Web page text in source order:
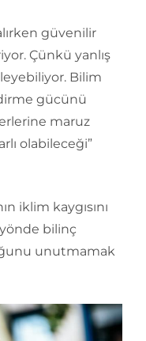
güvenilir
Çünkü yanlış
Bilim
gücünü
maruz
olabileceği”
iklim kaygısını
bilinç
unutmamak